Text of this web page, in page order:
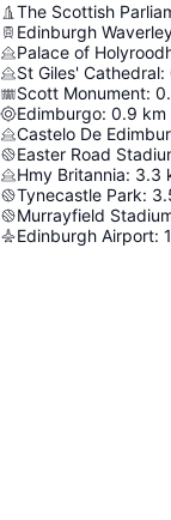
The Scottish
Edinburgh
Palace of
St Giles' Cathedral:
Scott Monument:
Edimburgo: 0.9 km
Castelo De
Easter Road
Hmy Britannia: 3.3
Tynecastle Park:
Murrayfield
Edinburgh Airport: